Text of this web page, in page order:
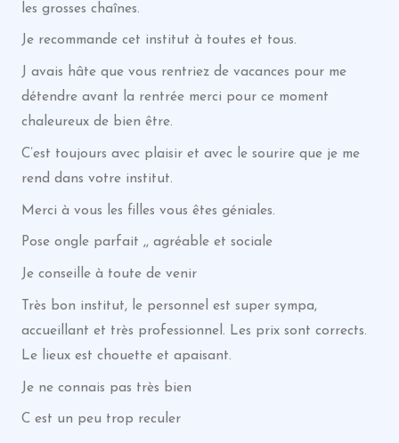
les grosses chaînes.
Je recommande cet institut à toutes et tous.
J avais hâte que vous rentriez de vacances pour me
détendre avant la rentrée merci pour ce moment
chaleureux de bien être.
C’est toujours avec plaisir et avec le sourire que je me
rend dans votre institut.
Merci à vous les filles vous êtes géniales.
Pose ongle parfait ,, agréable et sociale
Je conseille à toute de venir
Très bon institut, le personnel est super sympa,
accueillant et très professionnel. Les prix sont corrects.
Le lieux est chouette et apaisant.
Je ne connais pas très bien
C est un peu trop reculer